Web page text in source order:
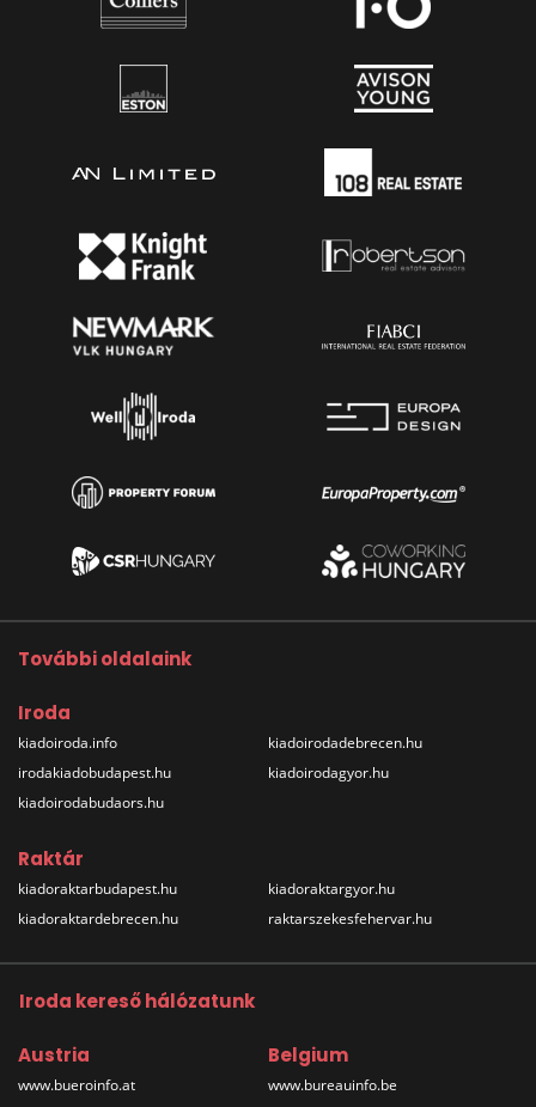
További oldalaink
Iroda
kiadoiroda.info
irodakiadobudapest.hu
kiadoirodabudaors.hu
kiadoirodadebrecen.hu
kiadoirodagyor.hu
Raktár
kiadoraktarbudapest.hu
kiadoraktardebrecen.hu
kiadoraktargyor.hu
raktarszekesfehervar.hu
Iroda kereső hálózatunk
Austria
www.bueroinfo.at
Belgium
www.bureauinfo.be